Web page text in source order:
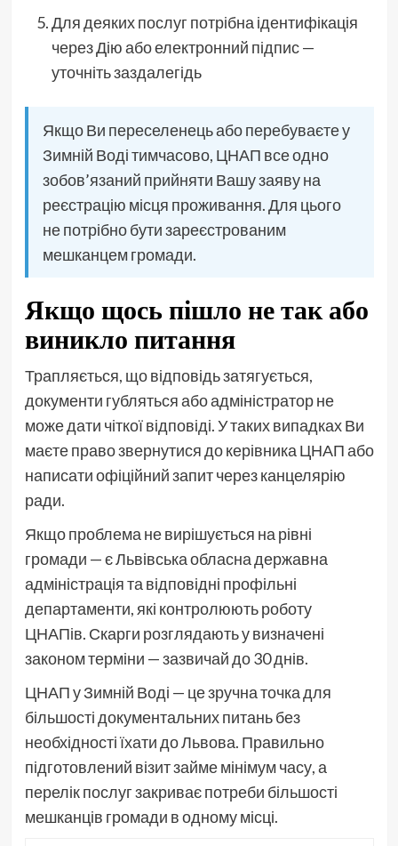
Для деяких послуг потрібна ідентифікація
через Дію або електронний підпис —
уточніть заздалегідь
Якщо Ви переселенець або перебуваєте у
Зимній Воді тимчасово, ЦНАП все одно
зобов’язаний прийняти Вашу заяву на
реєстрацію місця проживання. Для цього
не потрібно бути зареєстрованим
мешканцем громади.
Якщо щось пішло не так або
виникло питання
Трапляється, що відповідь затягується,
документи губляться або адміністратор не
може дати чіткої відповіді. У таких випадках Ви
маєте право звернутися до керівника ЦНАП або
написати офіційний запит через канцелярію
ради.
Якщо проблема не вирішується на рівні
громади — є Львівська обласна державна
адміністрація та відповідні профільні
департаменти, які контролюють роботу
ЦНАПів. Скарги розглядають у визначені
законом терміни — зазвичай до 30 днів.
ЦНАП у Зимній Воді — це зручна точка для
більшості документальних питань без
необхідності їхати до Львова. Правильно
підготовлений візит займе мінімум часу, а
перелік послуг закриває потреби більшості
мешканців громади в одному місці.